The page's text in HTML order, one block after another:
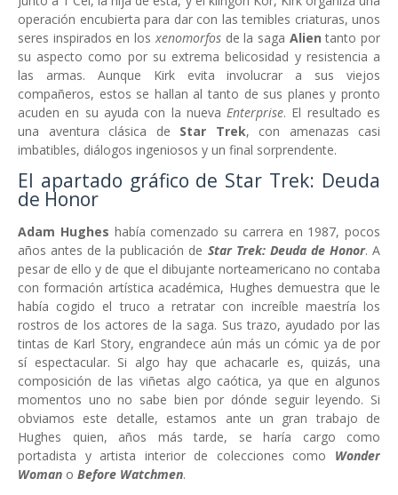
operación encubierta para dar con las temibles criaturas, unos
seres inspirados en losxenomorfos de la saga Alientanto por
su aspecto como por su extrema belicosidad y resistencia a
las armas. Aunque Kirk evita involucrar a sus viejos
compañeros, estos se hallan al tanto de sus planes y pronto
acuden en su ayuda con la nuevaEnterprise. El resultado es
una aventura clásica de Star Trek, con amenazas casi
imbatibles, diálogos ingeniosos y un final sorprendente.
El apartado gráfico de Star Trek: Deuda
de Honor
Adam Hughes había comenzado su carrera en 1987, pocos
años antes de la publicación de Star Trek: Deuda de Honor. A
pesar de ello y de que el dibujante norteamericano no contaba
con formación artística académica, Hughes demuestra que le
había cogido el truco a retratar con increíble maestría los
rostros de los actores de la saga. Sus trazo, ayudado por las
tintas de Karl Story, engrandece aún más un cómic ya de por
sí espectacular. Si algo hay que achacarle es, quizás, una
composición de las viñetas algo caótica, ya que en algunos
momentos uno no sabe bien por dónde seguir leyendo. Si
obviamos este detalle, estamos ante un gran trabajo de
Hughes quien, años más tarde, se haría cargo como
portadista y artista interior de colecciones como Wonder
Woman o Before Watchmen.